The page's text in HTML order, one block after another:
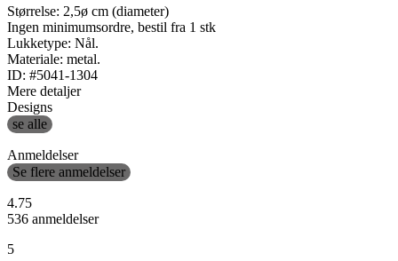
Størrelse: 2,5ø cm (diameter)
Ingen minimumsordre, bestil fra 1 stk
Lukketype: Nål.
Materiale: metal.
ID: #5041-1304
Mere detaljer
Designs
se alle
Anmeldelser
Se flere anmeldelser
4.75
536 anmeldelser
5